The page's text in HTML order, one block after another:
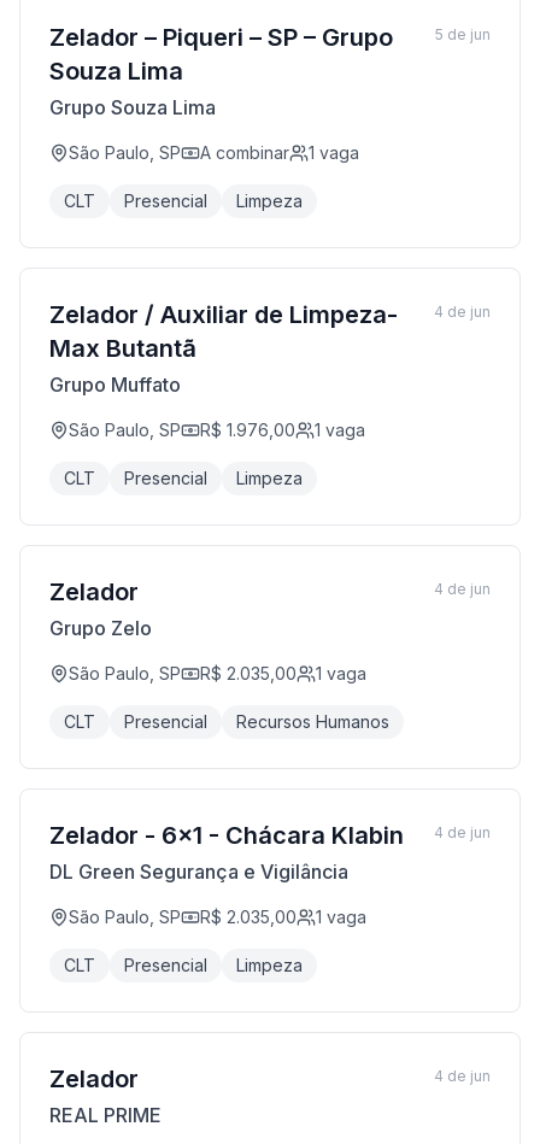
Zelador – Piqueri – SP – Grupo
Souza Lima
Grupo Souza Lima
São Paulo, SP A combinar 1 vaga
CLT Presencial Limpeza
5 de jun
Zelador / Auxiliar de Limpeza-
Max Butantã
Grupo Muffato
São Paulo, SP R$ 1.976,00 1 vaga
CLT Presencial Limpeza
4 de jun
Zelador
Grupo Zelo
São Paulo, SP R$ 2.035,00 1 vaga
CLT Presencial Recursos Humanos
4 de jun
Zelador - 6x1 - Chácara Klabin
DL Green Segurança e Vigilância
São Paulo, SP R$ 2.035,00 1 vaga
CLT Presencial Limpeza
4 de jun
Zelador
REAL PRIME
4 de jun